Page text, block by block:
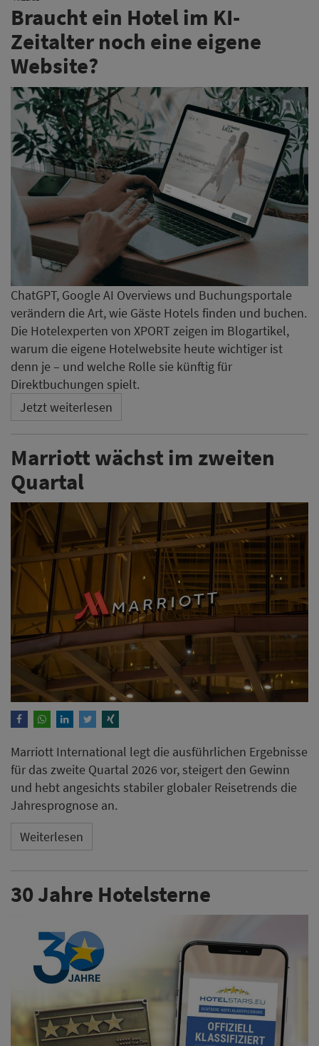
Braucht ein Hotel im KI-
Zeitalter noch eine eigene
Website?
ChatGPT, Google AI Overviews und Buchungsportale
verändern die Art, wie Gäste Hotels finden und buchen.
Die Hotelexperten von XPORT zeigen im Blogartikel,
warum die eigene Hotelwebsite heute wichtiger ist
denn je – und welche Rolle sie künftig für
Direktbuchungen spielt.
Jetzt weiterlesen
Marriott wächst im zweiten
Quartal
Marriott International legt die ausführlichen Ergebnisse
für das zweite Quartal 2026 vor, steigert den Gewinn
und hebt angesichts stabiler globaler Reisetrends die
Jahresprognose an.
Weiterlesen
30 Jahre Hotelsterne